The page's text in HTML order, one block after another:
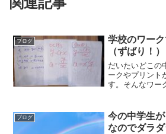
ブログ
学校のワー
（ずばり！）
だいたいどこの
ークやプリント
す。そんなワー
せん。でも、そ
なのか、楽しい
ブログ
今の中学生
なのでダラダ